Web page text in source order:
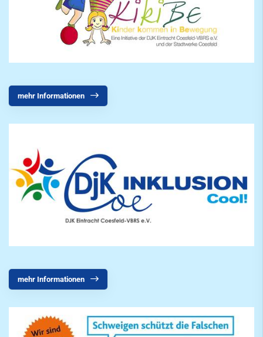
mehr Informationen
mehr Informationen